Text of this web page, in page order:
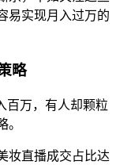
易实现月入过万的
略
百万，有人却颗粒
。
妆直播成交占比达